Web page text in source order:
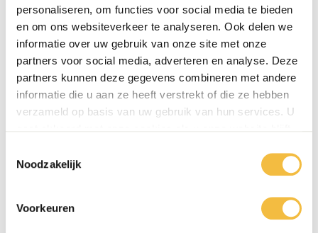
personaliseren, om functies voor social media te bieden
en om ons websiteverkeer te analyseren. Ook delen we
informatie over uw gebruik van onze site met onze
partners voor social media, adverteren en analyse. Deze
partners kunnen deze gegevens combineren met andere
informatie die u aan ze heeft verstrekt of die ze hebben
verzameld op basis van uw gebruik van hun services. U
Noodzakelijk
Voorkeuren
WhatsApp